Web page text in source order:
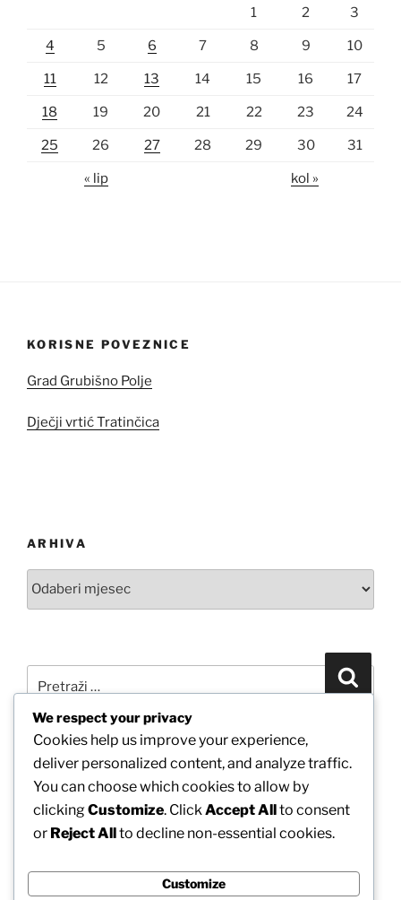
1 2 3
4 5 6 7 8 9 10
11 12 13 14 15 16 17
18 19 20 21 22 23 24
25 26 27 28 29 30 31
« lip kol »
KORISNE POVEZNICE
Grad Grubišno Polje
Dječji vrtić Tratinčica
ARHIVA
Arhiva
Pretraži:
POVEŽITE SE S NAMA PUTEM FACEBOOKA
We respect your privacy
Cookies help us improve your experience,
deliver personalized content, and analyze traffic.
You can choose which cookies to allow by
clickingCustomize. Click Accept Allto consent
or Reject Allto decline non-essential cookies.
Customize